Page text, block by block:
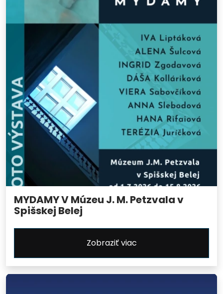
MYDAMY V Múzeu J. M. Petzvala v
Spišskej Belej
Zobraziť viac